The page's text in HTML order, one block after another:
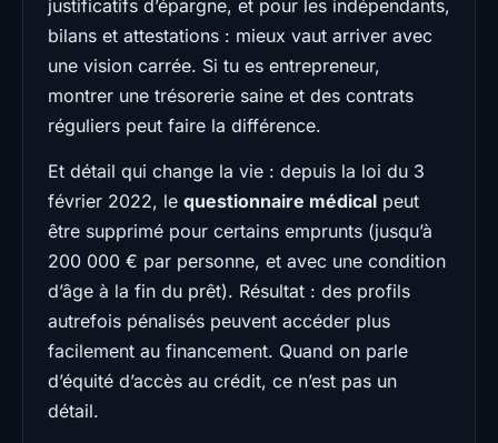
justificatifs d’épargne, et pour les indépendants,
bilans et attestations : mieux vaut arriver avec
une vision carrée. Si tu es entrepreneur,
montrer une trésorerie saine et des contrats
réguliers peut faire la différence.
Et détail qui change la vie : depuis la loi du 3
février 2022, le questionnaire médical peut
être supprimé pour certains emprunts (jusqu’à
200 000 € par personne, et avec une condition
d’âge à la fin du prêt). Résultat : des profils
autrefois pénalisés peuvent accéder plus
facilement au financement. Quand on parle
d’équité d’accès au crédit, ce n’est pas un
détail.